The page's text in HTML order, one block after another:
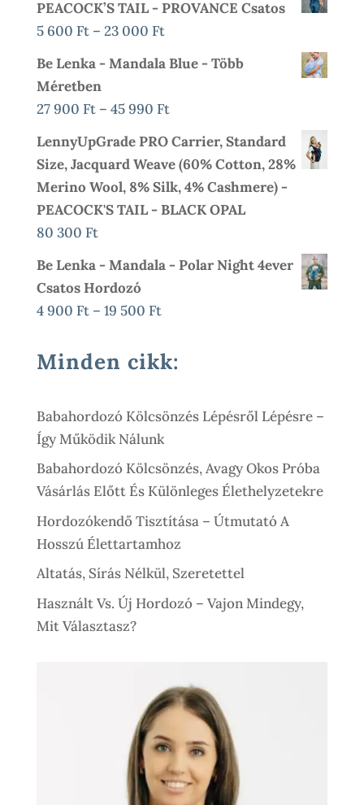
PEACOCK’S TAIL - PROVANCE Csatos
5 600 Ft – 23 000 FtÁrtartomány:
600 Ft
23
000 Ft
Be Lenka - Mandala Blue - Több
Méretben
27 900 Ft – 45 990 FtÁrtartomány:
900 Ft
-
45
990 Ft
LennyUpGrade PRO Carrier, Standard
Size, Jacquard Weave (60% Cotton, 28%
Merino Wool, 8% Silk, 4% Cashmere) -
PEACOCK'S TAIL - BLACK OPAL
80 300 Ft
Be Lenka - Mandala - Polar Night 4ever
Csatos Hordozó
4 900 Ft – 19 500 FtÁrtartomány:
900 Ft
500 Ft
Minden cikk:
Babahordozó Kölcsönzés Lépésről Lépésre –
Így Működik Nálunk
Babahordozó Kölcsönzés, Avagy Okos Próba
Vásárlás Előtt És Különleges Élethelyzetekre
Hordozókendő Tisztítása – Útmutató A
Hosszú Élettartamhoz
Altatás, Sírás Nélkül, Szeretettel
Használt Vs. Új Hordozó – Vajon Mindegy,
Mit Választasz?